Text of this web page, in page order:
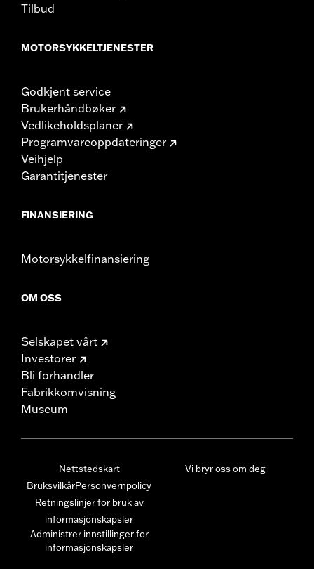
Tilbud
MOTORSYKKELTJENESTER
Godkjent service
Brukerhåndbøker
Vedlikeholdsplaner
Programvareoppdateringer
Veihjelp
Garantitjenester
FINANSIERING
Motorsykkelfinansiering
OM OSS
Selskapet vårt
Investorer
Bli forhandler
Fabrikkomvisning
Museum
Nettstedskart
BruksvilkårPersonvernpolicy
Retningslinjer for bruk av
informasjonskapsler
Administrer innstillinger for
informasjonskapsler
Vi bryr oss om deg